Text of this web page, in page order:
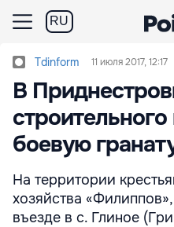
RU
Tdinform 11 июля 2017, 12:17
В
боевую
На территории
хозяйства
въезде в с. Глиное